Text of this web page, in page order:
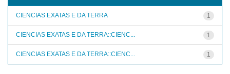
1
CIENCIAS EXATAS E DA TERRA
1
CIENCIAS EXATAS E DA TERRA::CIENC...
1
CIENCIAS EXATAS E DA TERRA::CIENC...